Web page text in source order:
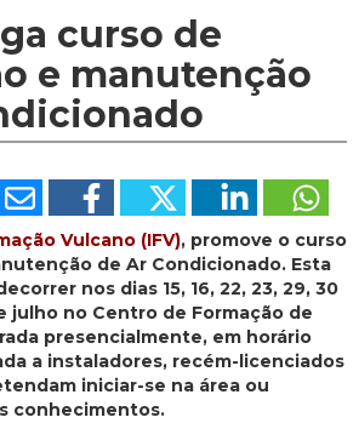
curso de
e manutenção
Vulcano (IFV), promove o curso
de Ar Condicionado. Esta
nos dias 15, 16, 22, 23, 29, 30
julho no Centro de Formação de
presencialmente, em horário
a instaladores, recém-licenciados
iniciar-se na área ou
conhecimentos.